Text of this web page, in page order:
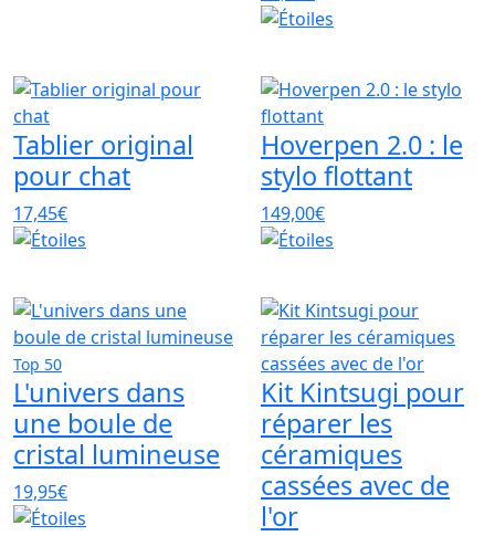
Tablier original
pour chat
17,45€
Hoverpen 2.0 : le
stylo flottant
149,00€
Top 50
L'univers dans
une boule de
cristal lumineuse
19,95€
Kit Kintsugi pour
réparer les
céramiques
cassées avec de
l'or